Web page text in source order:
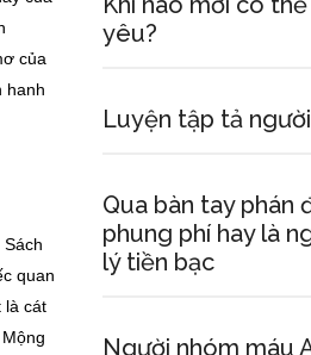
của
hanh
quan
là cát
yêu?
Luyện tập tả
Qua bàn tay phán
phung phí hay là
lý tiền bạc
Người nhóm máu